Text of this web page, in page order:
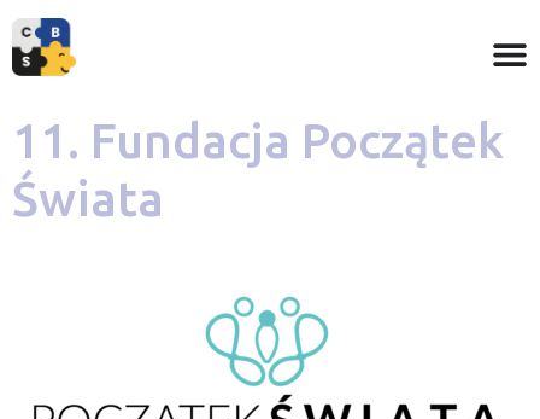
11. Fundacja Początek
Świata